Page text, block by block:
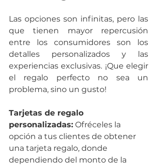
Las opciones son infinitas, pero las
que tienen mayor repercusión
entre los consumidores son los
detalles personalizados y las
experiencias exclusivas. ¡Que elegir
el regalo perfecto no sea un
problema, sino un gusto!
Tarjetas de regalo
personalizadas: Ofréceles la
opción a tus clientes de obtener
una tarjeta regalo, donde
dependiendo del monto de la